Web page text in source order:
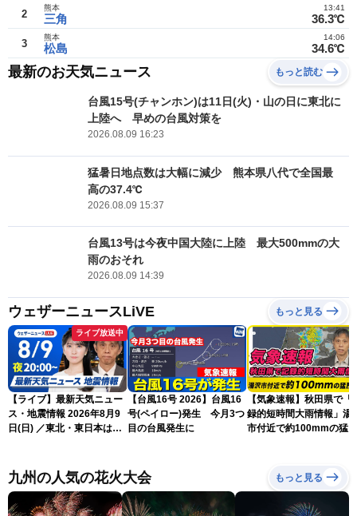
2 三角
熊本
36.3℃
13:41
3 松島
熊本
34.6℃
14:06
最新のお天気ニュース もっと読む
台風15号(チャンホン)は11日(火)・山の日に東北に
上陸へ 早めの台風対策を
2026.08.09 16:23
猛暑日地点数は大幅に減少 熊本県八代で全国最
高の37.4℃
2026.08.09 15:37
台風13号は今夜中国大陸に上陸 最大500mmの大
雨のおそれ
2026.08.09 14:39
ウェザーニュースLiVE もっと見る
ライブ放送中
【ライブ】最新天気ニュー
ス・地震情報 2026年8月9
日(日) ／東北・東日本は急
衣／芳野達郎〉
【台風16号 2026】台風16
号(ペイロー)発生 今月3つ
目の台風発生に
【気象速報】秋田県で「
録的短時間大雨情報」湯
市付近で約100mmの猛烈
九州の人気の花火大会 もっと見る